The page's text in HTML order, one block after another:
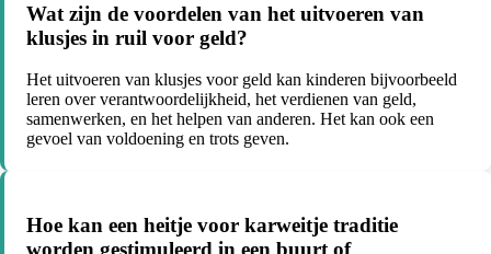
Wat zijn de voordelen van het uitvoeren van
klusjes in ruil voor geld?
Het uitvoeren van klusjes voor geld kan kinderen bijvoorbeeld
leren over verantwoordelijkheid, het verdienen van geld,
samenwerken, en het helpen van anderen. Het kan ook een
gevoel van voldoening en trots geven.
Hoe kan een heitje voor karweitje traditie
worden gestimuleerd in een buurt of